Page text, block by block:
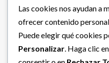
POLICIACA
BALEAN A CASA DE LA
Las cookies nos ayudan a
ofrecer contenido
Puede elegir qué cookies
Personalizar. Haga clic en